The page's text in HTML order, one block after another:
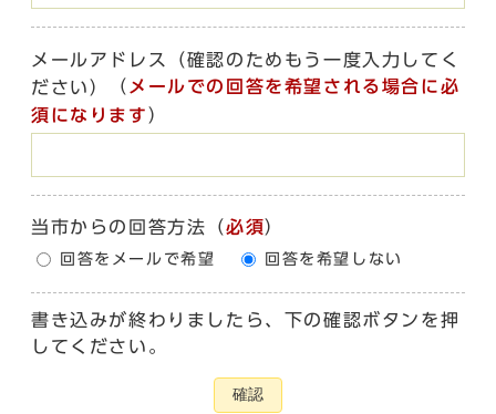
メールアドレス（確認のためもう一度入力してく
ださい）
（ メールでの回答を希望される場合に必
須になります ）
当市からの回答方法 （必須）
回答をメールで希望 回答を希望しない
書き込みが終わりましたら、下の確認ボタンを押
してください。
確認